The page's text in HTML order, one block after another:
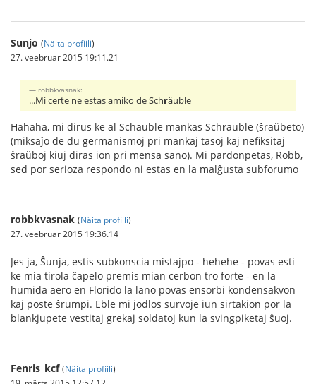
Sunjo (Näita profiili)
27. veebruar 2015 19:11.21
robbkvasnak:
...Mi certe ne estas amiko de Schräuble
Hahaha, mi dirus ke al Schäuble mankas Schräuble (ŝraŭbeto)
(miksaĵo de du germanismoj pri mankaj tasoj kaj nefiksitaj
ŝraŭboj kiuj diras ion pri mensa sano). Mi pardonpetas, Robb,
sed por serioza respondo ni estas en la malĝusta subforumo
robbkvasnak (Näita profiili)
27. veebruar 2015 19:36.14
Jes ja, Ŝunja, estis subkonscia mistajpo - hehehe - povas esti
ke mia tirola ĉapelo premis mian cerbon tro forte - en la
humida aero en Florido la lano povas ensorbi kondensakvon
kaj poste ŝrumpi. Eble mi jodlos survoje iun sirtakion por la
blankjupete vestitaj grekaj soldatoj kun la svingpiketaj ŝuoj.
Fenris_kcf (Näita profiili)